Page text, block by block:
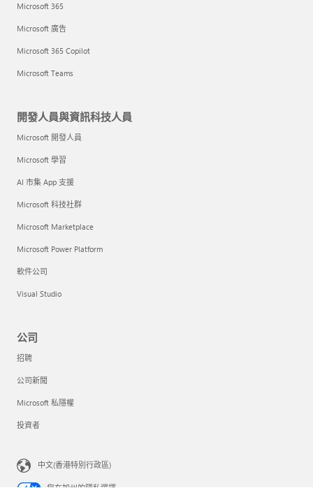
Microsoft 365
Microsoft 廣告
Microsoft 365 Copilot
Microsoft Teams
開發人員與資訊科技人員
Microsoft 開發人員
Microsoft 學習
AI 市集 App 支援
Microsoft 科技社群
Microsoft Marketplace
Microsoft Power Platform
軟件公司
Visual Studio
公司
招聘
公司新聞
Microsoft 私隱權
投資者
中文(香港特別行政區)